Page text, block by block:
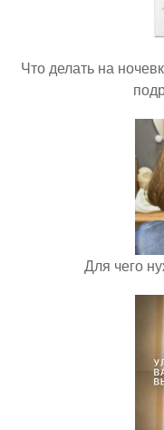
Что делать на
Для чего